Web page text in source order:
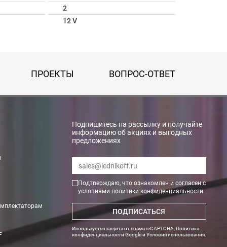
2
12 V
поступают на наш счет в течении 3-5 дней.
ПРОЕКТЫ ВОПРОС-ОТВЕТ
Подпишитесь на рассылку и получайте
информацию об акциях и выгодных
предложениях
Подтверждаю, что ознакомлен и согласен с
условиями политики конфиденциальности
ПОДПИСАТЬСЯ
Используется защита от спама reCAPTCHA, Политика
конфиденциальности Googleи Условия использования.